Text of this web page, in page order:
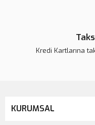
Kredi Kartlarına
KURUMSAL